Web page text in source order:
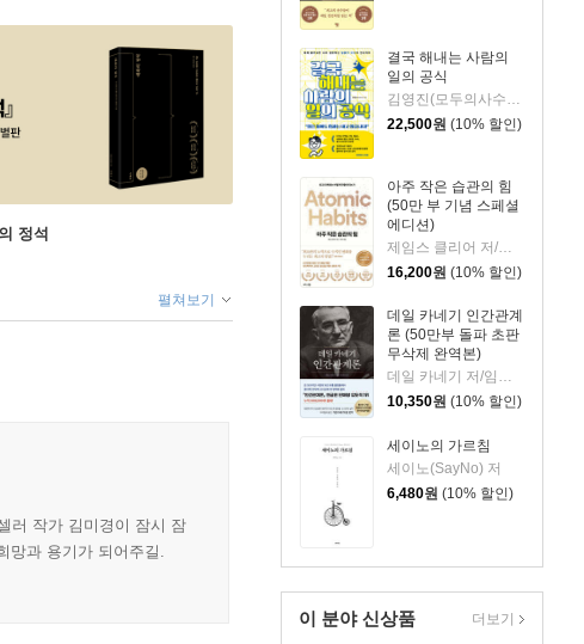
결국 해내는 사람의
일의 공식
22,500원 (10% 할인)
아주 작은 습관의 힘
(50만 부 기념 스페셜
에디션)
제임스 클리어 저/이한이 역
16,200원 (10% 할인)
데일 카네기 인간관계
론 (50만부 돌파 초판
무삭제 완역본)
데일 카네기 저/임상훈 역
10,350원 (10% 할인)
세이노의 가르침
세이노(SayNo) 저
6,480원 (10% 할인)
이 분야 신상품 더보기
정석
펼쳐보기
러 작가 김미경이 잠시 잠
망과 용기가 되어주길.